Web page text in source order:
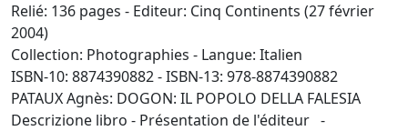
Relié: 136 pages - Editeur: Cinq Continents (27 février
2004)
Collection: Photographies - Langue: Italien
ISBN-10: 8874390882 - ISBN-13: 978-8874390882
PATAUX Agnès: DOGON: IL POPOLO DELLA FALESIA
Descrizione libro - Présentation de l'éditeur -